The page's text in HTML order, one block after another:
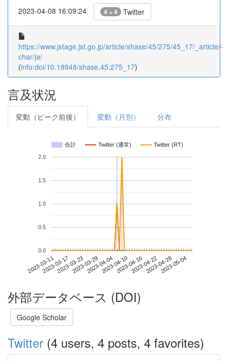
2023-04-08 16:09:24 4 + 4 Twitter
https://www.jstage.jst.go.jp/article/shase/45/275/45_17/_article/-
char/ja/
(info:doi/10.18948/shase.45.275_17)
言及状況
変動（ピーク前後） 変動（月別） 分布
合計 Twitter (通常) Twitter (RT)
2023-03-112023-03-172023-03-232023-03-292023-04-042023-04-102023-04-162023-04-222023-04-282023-05-04
0.0
0.5
1.0
1.5
2.0
外部データベース (DOI)
Google Scholar
Twitter (4 users, 4 posts, 4 favorites)